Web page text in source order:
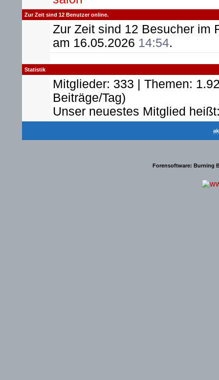
Zur Zeit sind 12 Benutzer online.
Zur Zeit sind 12 Besucher im
am 16.05.2026 14:54.
Statistik
Mitglieder: 333 | Themen:
Beiträge/Tag)
Unser neuestes Mitglied
Forensoftware: Burning